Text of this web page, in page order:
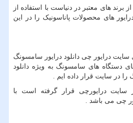
های معتبر در دنیاست با استفاده از
های محصولات پاناسونیک را در این
درایور چی دانلود درایور سامسونگ
دستگاه های سامسونگ به ویژه دانلود
را در سایت قرار داده ایم .
سایت درایورچی قرار گرفته است با
چی می باشد .